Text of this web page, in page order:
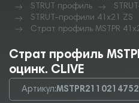
STRUT профиль
STRUT-профили 41х21 ZS
Страт профиль MSTPR
Страт профиль
оцинк. CLIVE
Артикул: